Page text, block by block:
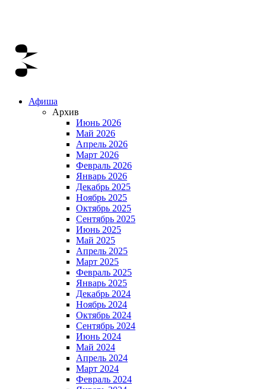
Афиша
Архив
Июнь 2026
Май 2026
Апрель 2026
Март 2026
Февраль 2026
Январь 2026
Декабрь 2025
Ноябрь 2025
Октябрь 2025
Сентябрь 2025
Июнь 2025
Май 2025
Апрель 2025
Март 2025
Февраль 2025
Январь 2025
Декабрь 2024
Ноябрь 2024
Октябрь 2024
Сентябрь 2024
Июнь 2024
Май 2024
Апрель 2024
Март 2024
Февраль 2024